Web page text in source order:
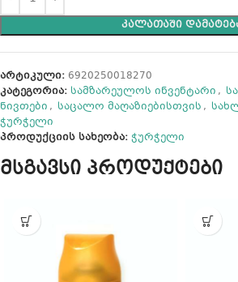
ᲙᲐᲚᲐᲗᲐᲨᲘ
არტიკული: 6920250018270
კატეგორია: სამზარეულოს ინვენტარი ,
ნივთები , საცალო მაღაზიებისთვის ,
ჭურჭელი
პროდუქციის სახეობა: ჭურჭელი
მსგავსი პროდუქტები